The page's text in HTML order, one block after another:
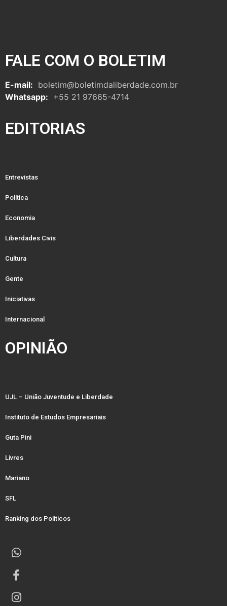
FALE COM O BOLETIM
E-mail: boletim@boletimdaliberdade.com.br
Whatsapp: +55 21 97665-4714
EDITORIAS
Entrevistas
Política
Economia
Liberdades Civis
Cultura
Gente
Iniciativas
Internacional
OPINIÃO
UJL – União Juventude e Liberdade
Instituto de Estudos Empresariais
Guta Pini
Livres
Mariano
SFL
Ranking dos Politicos